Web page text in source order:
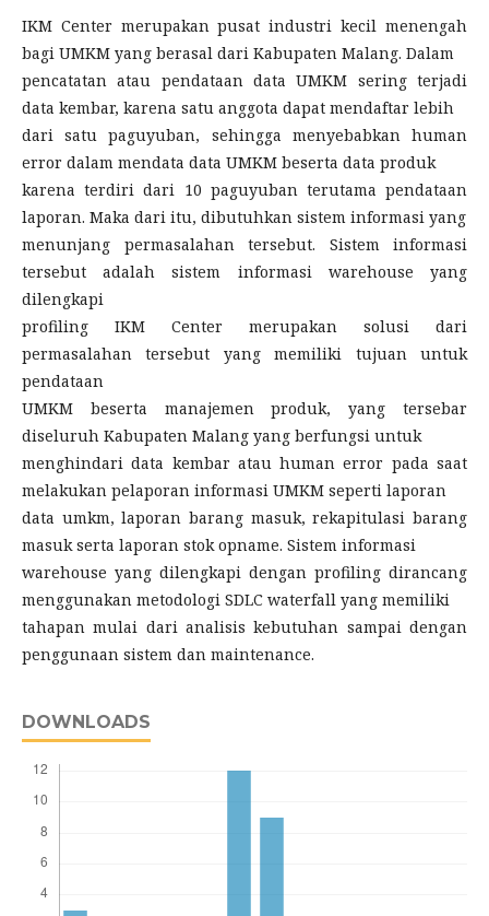
IKM Center merupakan pusat industri kecil menengah
bagi UMKM yang berasal dari Kabupaten Malang. Dalam
pencatatan atau pendataan data UMKM sering terjadi
data kembar, karena satu anggota dapat mendaftar lebih
dari satu paguyuban, sehingga menyebabkan human
error dalam mendata data UMKM beserta data produk
karena terdiri dari 10 paguyuban terutama pendataan
laporan. Maka dari itu, dibutuhkan sistem informasi yang
menunjang permasalahan tersebut. Sistem informasi
tersebut adalah sistem informasi warehouse yang
dilengkapi
profiling IKM Center merupakan solusi dari
permasalahan tersebut yang memiliki tujuan untuk
pendataan
UMKM beserta manajemen produk, yang tersebar
diseluruh Kabupaten Malang yang berfungsi untuk
menghindari data kembar atau human error pada saat
melakukan pelaporan informasi UMKM seperti laporan
data umkm, laporan barang masuk, rekapitulasi barang
masuk serta laporan stok opname. Sistem informasi
warehouse yang dilengkapi dengan profiling dirancang
menggunakan metodologi SDLC waterfall yang memiliki
tahapan mulai dari analisis kebutuhan sampai dengan
penggunaan sistem dan maintenance.
DOWNLOADS